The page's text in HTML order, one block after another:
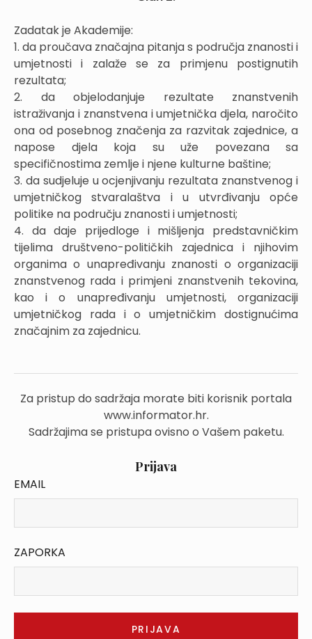
Zadatak je Akademije:
1. da proučava značajna pitanja s područja znanosti i
umjetnosti i zalaže se za primjenu postignutih
rezultata;
2. da objelodanjuje rezultate znanstvenih
istraživanja i znanstvena i umjetnička djela, naročito
ona od posebnog značenja za razvitak zajednice, a
napose djela koja su uže povezana sa
specifičnostima zemlje i njene kulturne baštine;
3. da sudjeluje u ocjenjivanju rezultata znanstvenog i
umjetničkog stvaralaštva i u utvrđivanju opće
politike na području znanosti i umjetnosti;
4. da daje prijedloge i mišljenja predstavničkim
tijelima društveno-političkih zajednica i njihovim
organima o unapređivanju znanosti o organizaciji
znanstvenog rada i primjeni znanstvenih tekovina,
kao i o unapređivanju umjetnosti, organizaciji
umjetničkog rada i o umjetničkim dostignućima
značajnim za zajednicu.
Za pristup do sadržaja morate biti korisnik portala
www.informator.hr.
Sadržajima se pristupa ovisno o Vašem paketu.
Prijava
EMAIL
ZAPORKA